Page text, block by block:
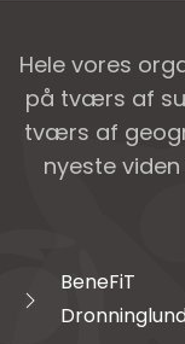
Hele vores
på tværs af
tværs af
nyeste
BeneFiT